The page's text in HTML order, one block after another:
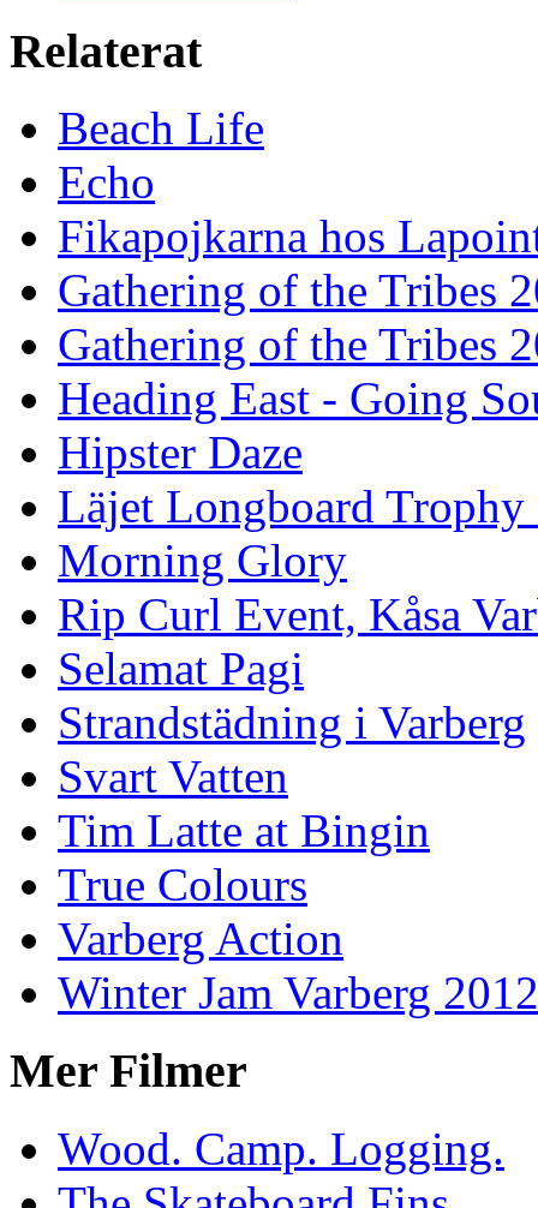
Relaterat
Beach Life
Echo
Fikapojkarna hos
Gathering of the Tribes
Gathering of the Tribes
Heading East - Going
Hipster Daze
Läjet Longboard
Morning Glory
Rip Curl Event, Kåsa
Selamat Pagi
Strandstädning i Varberg
Svart Vatten
Tim Latte at Bingin
True Colours
Varberg Action
Winter Jam Varberg 2012
Mer Filmer
Wood. Camp. Logging.